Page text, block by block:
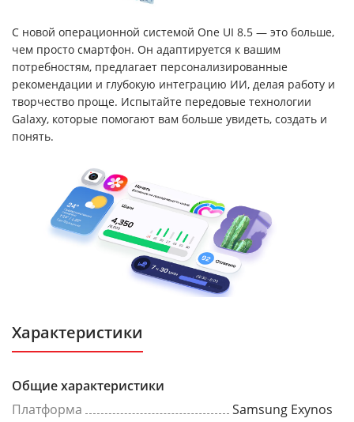
С новой операционной системой One UI 8.5 — это больше,
чем просто смартфон. Он адаптируется к вашим
потребностям, предлагает персонализированные
рекомендации и глубокую интеграцию ИИ, делая работу и
творчество проще. Испытайте передовые технологии
Galaxy, которые помогают вам больше увидеть, создать и
понять.
Характеристики
Общие характеристики
Платформа
Samsung Exynos